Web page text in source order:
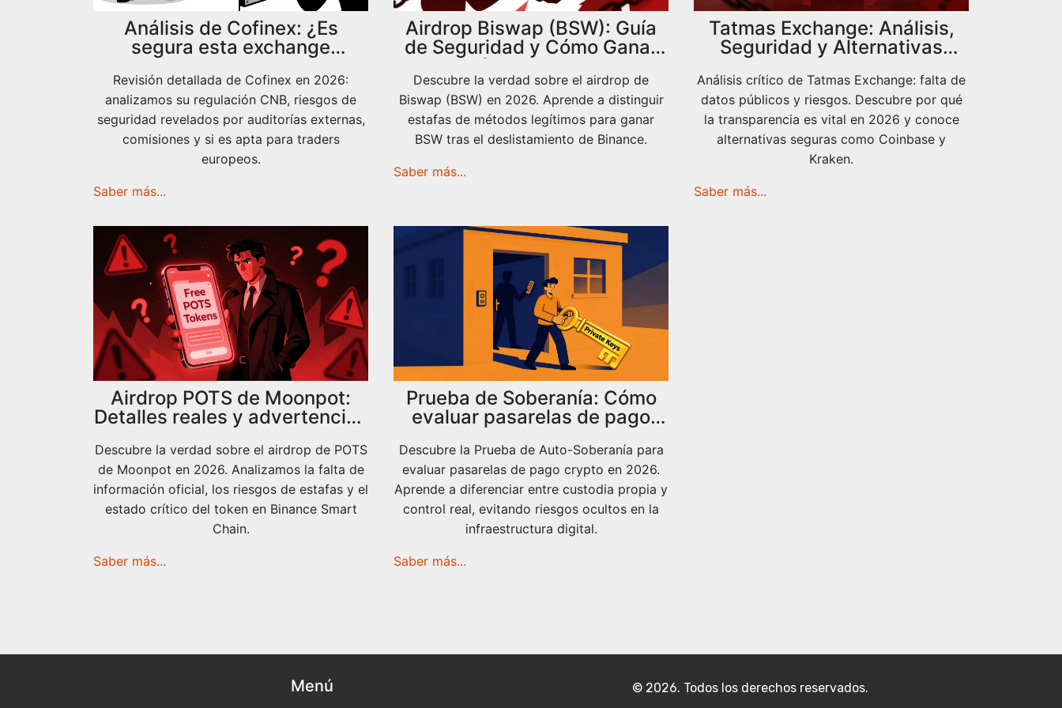
Análisis de Cofinex: ¿Es
segura esta exchange
regulada en 2026?
Revisión detallada de Cofinex en 2026:
analizamos su regulación CNB, riesgos de
seguridad revelados por auditorías externas,
comisiones y si es apta para traders
europeos.
Saber más...
Airdrop Biswap (BSW): Guía
de Seguridad y Cómo Ganar
BSW Legítimamente en 2026
Descubre la verdad sobre el airdrop de
Biswap (BSW) en 2026. Aprende a distinguir
estafas de métodos legítimos para ganar
BSW tras el deslistamiento de Binance.
Saber más...
Tatmas Exchange: Análisis,
Seguridad y Alternativas
Análisis crítico de Tatmas Exchange: falta de
datos públicos y riesgos. Descubre por qué
la transparencia es vital en 2026 y conoce
alternativas seguras como Coinbase y
Kraken.
Saber más...
Airdrop POTS de Moonpot:
Detalles reales y advertencias
para 2026
Descubre la verdad sobre el airdrop de POTS
de Moonpot en 2026. Analizamos la falta de
información oficial, los riesgos de estafas y el
estado crítico del token en Binance Smart
Chain.
Saber más...
Prueba de Soberanía: Cómo
evaluar pasarelas de pago
crypto en 2026
Descubre la Prueba de Auto-Soberanía para
evaluar pasarelas de pago crypto en 2026.
Aprende a diferenciar entre custodia propia y
control real, evitando riesgos ocultos en la
infraestructura digital.
Saber más...
Menú © 2026. Todos los derechos reservados.